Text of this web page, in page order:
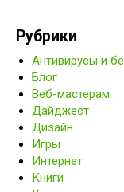
Рубрики
Антивирусы и
Блог
Веб-мастерам
Дайджест
Дизайн
Игры
Интернет
Книги